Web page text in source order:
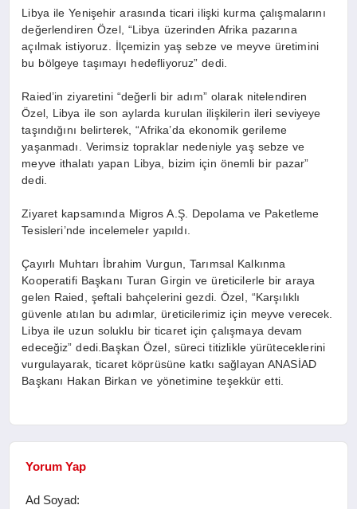
Libya ile Yenişehir arasında ticari ilişki kurma çalışmalarını
değerlendiren Özel, “Libya üzerinden Afrika pazarına
açılmak istiyoruz. İlçemizin yaş sebze ve meyve üretimini
bu bölgeye taşımayı hedefliyoruz” dedi.
Raied’in ziyaretini “değerli bir adım” olarak nitelendiren
Özel, Libya ile son aylarda kurulan ilişkilerin ileri seviyeye
taşındığını belirterek, “Afrika’da ekonomik gerileme
yaşanmadı. Verimsiz topraklar nedeniyle yaş sebze ve
meyve ithalatı yapan Libya, bizim için önemli bir pazar”
dedi.
Ziyaret kapsamında Migros A.Ş. Depolama ve Paketleme
Tesisleri’nde incelemeler yapıldı.
Çayırlı Muhtarı İbrahim Vurgun, Tarımsal Kalkınma
Kooperatifi Başkanı Turan Girgin ve üreticilerle bir araya
gelen Raied, şeftali bahçelerini gezdi. Özel, “Karşılıklı
güvenle atılan bu adımlar, üreticilerimiz için meyve verecek.
Libya ile uzun soluklu bir ticaret için çalışmaya devam
edeceğiz” dedi.Başkan Özel, süreci titizlikle yürüteceklerini
vurgulayarak, ticaret köprüsüne katkı sağlayan ANASİAD
Başkanı Hakan Birkan ve yönetimine teşekkür etti.
Yorum Yap
Ad Soyad: